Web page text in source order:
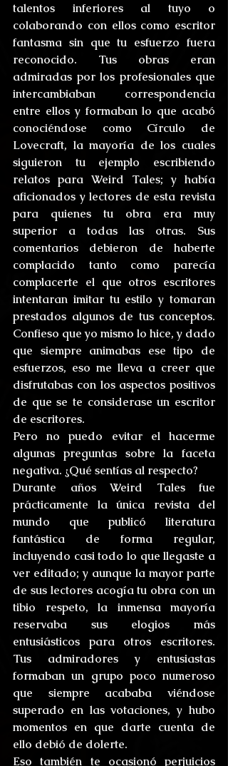
talentos inferiores al tuyo o
colaborando con ellos como escritor
fantasma sin que tu esfuerzo fuera
reconocido. Tus obras eran
admiradas por los profesionales que
intercambiaban correspondencia
entre ellos y formaban lo que acabó
conociéndose como Círculo de
Lovecraft, la mayoría de los cuales
siguieron tu ejemplo escribiendo
relatos para Weird Tales; y había
aficionados y lectores de esta revista
para quienes tu obra era muy
superior a todas las otras. Sus
comentarios debieron de haberte
complacido tanto como parecía
complacerte el que otros escritores
intentaran imitar tu estilo y tomaran
prestados algunos de tus conceptos.
Confieso que yo mismo lo hice, y dado
que siempre animabas ese tipo de
esfuerzos, eso me lleva a creer que
disfrutabas con los aspectos positivos
de que se te considerase un escritor
de escritores.
Pero no puedo evitar el hacerme
algunas preguntas sobre la faceta
negativa. ¿Qué sentías al respecto?
Durante años Weird Tales fue
prácticamente la única revista del
mundo que publicó literatura
fantástica de forma regular,
incluyendo casi todo lo que llegaste a
ver editado; y aunque la mayor parte
de sus lectores acogía tu obra con un
tibio respeto, la inmensa mayoría
reservaba sus elogios más
entusiásticos para otros escritores.
Tus admiradores y entusiastas
formaban un grupo poco numeroso
que siempre acababa viéndose
superado en las votaciones, y hubo
momentos en que darte cuenta de
ello debió de dolerte.
Eso también te ocasionó perjuicios